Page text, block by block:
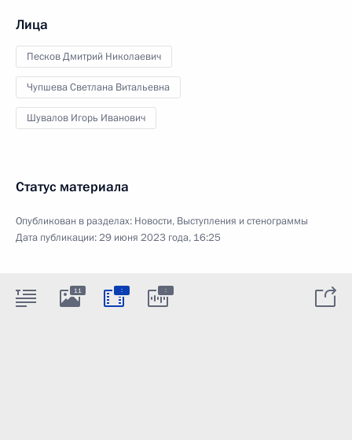
Лица
Песков Дмитрий Николаевич
Чупшева Светлана Витальевна
Шувалов Игорь Иванович
Статус материала
Опубликован в разделах: Новости, Выступления и стенограммы
Дата публикации:29 июня 2023 года, 16:25
11 : :